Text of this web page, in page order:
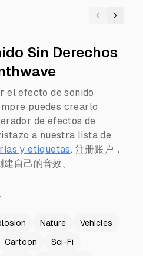
Previous
Next
Sin Derechos
el efecto de sonido
puedes crearlo
de efectos de
a nuestra lista de
y etiquetas. 注册账户，
自己的音效。
Nature
Vehicles
Cartoon
Sci-Fi